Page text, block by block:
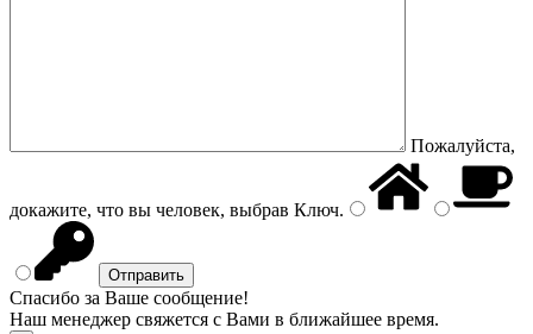
Пожалуйста,
докажите, что вы человек, выбрав Ключ.
Спасибо за Ваше сообщение!
Наш менеджер свяжется с Вами в ближайшее время.